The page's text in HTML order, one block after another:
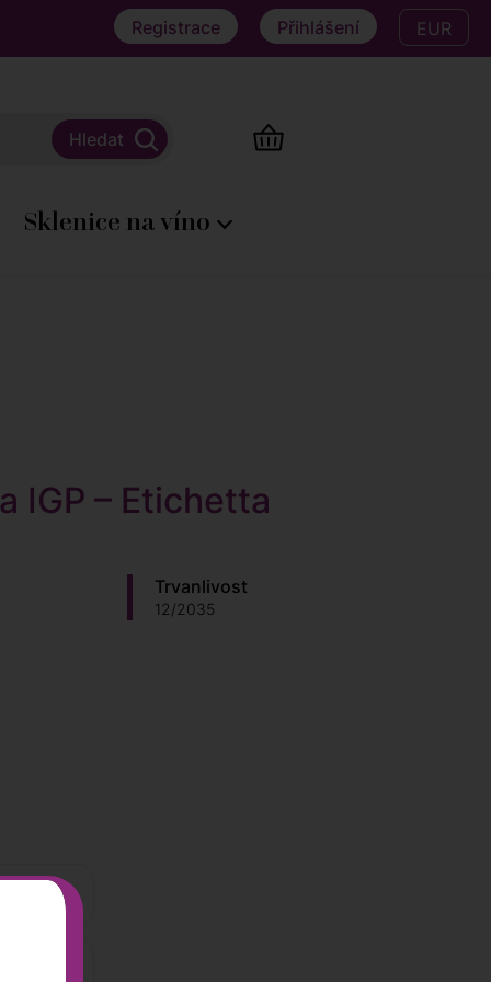
Registrace Přihlášení EUR
Sklenice na víno
IGP – Etichetta
Trvanlivost
12/2035